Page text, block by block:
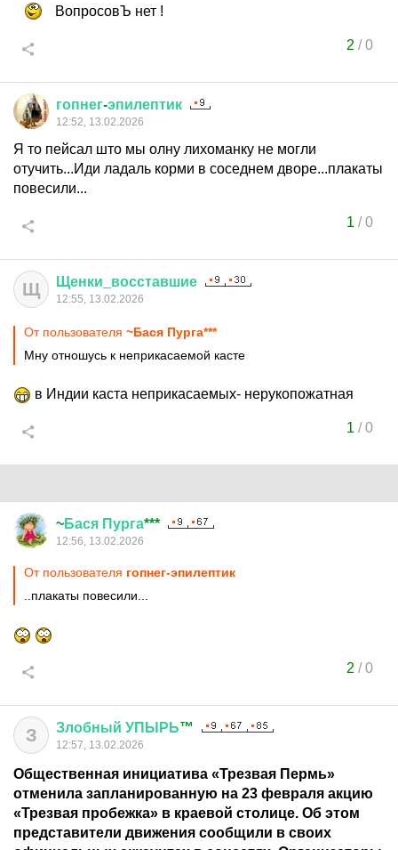
ВопросовЪ нет !
2 /0
гопнег-эпилептик
12:52, 13.02.2026
Я то пейсал што мы олну лихоманку не могли
отучить...Иди ладаль корми в соседнем дворе...плакаты
повесили...
1 /0
Щ Щенки восставшие
12:55, 13.02.2026
От пользователя ~Бася Пурга***
Мну отношусь к неприкасаемой касте
в Индии каста неприкасаемых- нерукопожатная
1 /0
~Бася Пурга***
12:56, 13.02.2026
От пользователя гопнег-эпилептик
..плакаты повесили...
2 /0
З Злобный УПЫРЬ™
12:57, 13.02.2026
Общественная инициатива «Трезвая Пермь»
отменила запланированную на 23 февраля акцию
«Трезвая пробежка» в краевой столице. Об этом
представители движения сообщили в своих